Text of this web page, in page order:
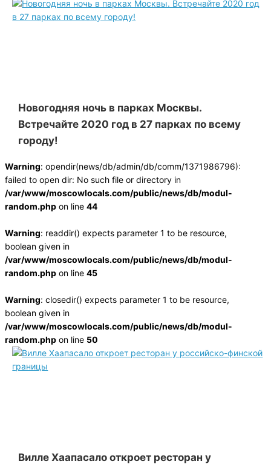
Новогодняя ночь в парках Москвы.
Встречайте 2020 год в 27 парках по всему
городу!
Warning: opendir(news/db/admin/db/comm/1371986796):
failed to open dir: No such file or directory in
/var/www/moscowlocals.com/public/news/db/modul-
random.phpon line 44
Warning: readdir() expects parameter 1 to be resource,
boolean given in
/var/www/moscowlocals.com/public/news/db/modul-
random.phpon line 45
Warning: closedir() expects parameter 1 to be resource,
boolean given in
/var/www/moscowlocals.com/public/news/db/modul-
random.phpon line 50
Вилле Хаапасало откроет ресторан у